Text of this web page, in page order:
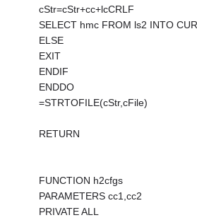
cStr=cStr+cc+lcCRLF
SELECT hmc FROM ls2 INTO
ELSE
EXIT
ENDIF
ENDDO
=STRTOFILE(cStr,cFile)
RETURN
FUNCTION h2cfgs
PARAMETERS cc1,cc2
PRIVATE ALL